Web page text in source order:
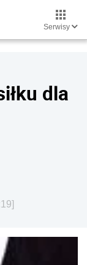
Serwisy
dla